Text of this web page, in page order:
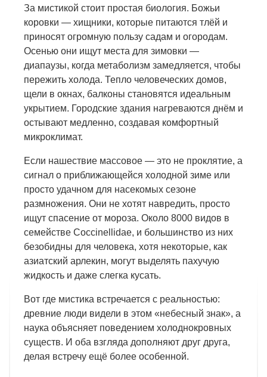
За мистикой стоит простая биология. Божьи
коровки — хищники, которые питаются тлёй и
приносят огромную пользу садам и огородам.
Осенью они ищут места для зимовки —
диапаузы, когда метаболизм замедляется, чтобы
пережить холода. Тепло человеческих домов,
щели в окнах, балконы становятся идеальным
укрытием. Городские здания нагреваются днём и
остывают медленно, создавая комфортный
микроклимат.
Если нашествие массовое — это не проклятие, а
сигнал о приближающейся холодной зиме или
просто удачном для насекомых сезоне
размножения. Они не хотят навредить, просто
ищут спасение от мороза. Около 8000 видов в
семействе Coccinellidae, и большинство из них
безобидны для человека, хотя некоторые, как
азиатский арлекин, могут выделять пахучую
жидкость и даже слегка кусать.
Вот где мистика встречается с реальностью:
древние люди видели в этом «небесный знак», а
наука объясняет поведением холоднокровных
существ. И оба взгляда дополняют друг друга,
делая встречу ещё более особенной.